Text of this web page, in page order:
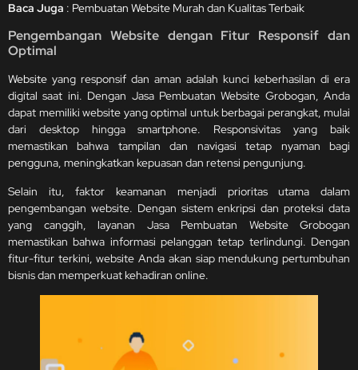
Baca Juga : Pembuatan Website Murah dan Kualitas Terbaik
Pengembangan Website dengan Fitur Responsif dan
Optimal
Website yang responsif dan aman adalah kunci keberhasilan di era
digital saat ini. Dengan Jasa Pembuatan Website Grobogan, Anda
dapat memiliki website yang optimal untuk berbagai perangkat, mulai
dari desktop hingga smartphone. Responsivitas yang baik
memastikan bahwa tampilan dan navigasi tetap nyaman bagi
pengguna, meningkatkan kepuasan dan retensi pengunjung.
Selain itu, faktor keamanan menjadi prioritas utama dalam
pengembangan website. Dengan sistem enkripsi dan proteksi data
yang canggih, layanan Jasa Pembuatan Website Grobogan
memastikan bahwa informasi pelanggan tetap terlindungi. Dengan
fitur-fitur terkini, website Anda akan siap mendukung pertumbuhan
bisnis dan memperkuat kehadiran online.